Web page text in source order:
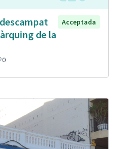
de la
Acceptada
0